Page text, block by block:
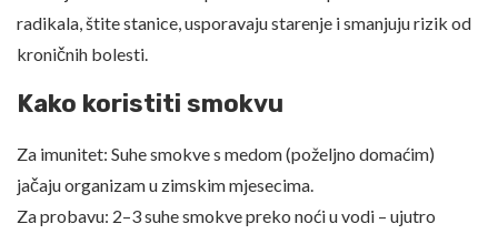
radikala, štite stanice, usporavaju starenje i smanjuju rizik od
kroničnih bolesti.
Kako koristiti smokvu
Za imunitet: Suhe smokve s medom (poželjno domaćim)
jačaju organizam u zimskim mjesecima.
Za probavu: 2–3 suhe smokve preko noći u vodi – ujutro